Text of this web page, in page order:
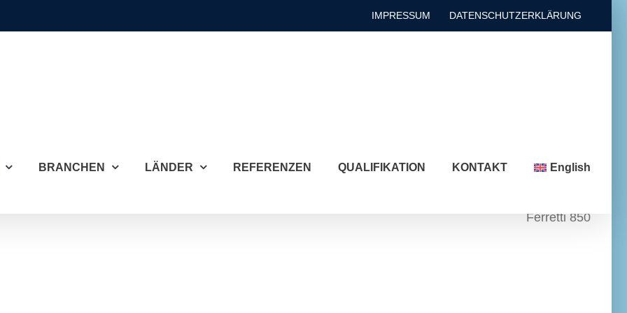
IMPRESSUM DATENSCHUTZERKLÄRUNG
BRANCHEN LÄNDER REFERENZEN QUALIFIKATION KONTAKT English
Ferretti 850